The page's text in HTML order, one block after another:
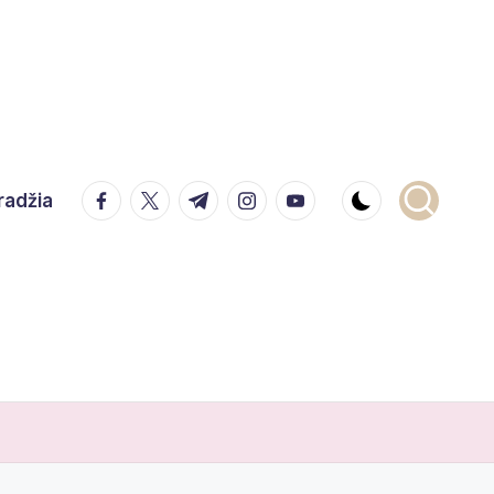
facebook.com
twitter.com
t.me instagram.com
youtube.com